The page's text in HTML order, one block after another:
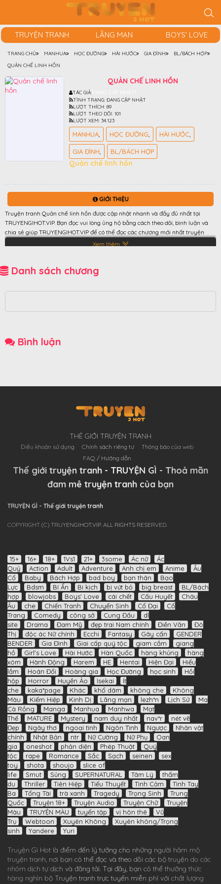
TRUYỆN TRANH LÃNG MẠN BOYS' LOVE
TRANG CHỦ MANHUA HỌC ĐƯỜNG HÀI HƯỚC GIA ĐÌNH
BL/BÁCH HỢP
QUẢN CHẾ LINH HỒN
QUẢN CHẾ LINH HỒN
TÁC GIẢ:
TÌNH TRẠNG: ĐANG CẬP NHẬT
LƯỢT THÍCH: 89
LƯỢT THEO DÕI: 101
LƯỢT XEM: 34.123
MANHUA HỌC ĐƯỜNG HÀI HƯỚC
GIA ĐÌNH BL/BÁCH HỢP
Quản chế linh hồn
GIỚI THIỆU
Truyện tranh Quản chế linh hồn được cập nhật nhanh và đầy đủ nhất tại
TRUYENGIHOT.VIP. Bạn đọc vui lòng ủng hộ bằng cách theo dõi, bình luận và
chia sẻ giúp TRUYENGIHOT.VIP để có thể đọc các chương mới nhất truyện
Quản chế linh hồn Đang cập nhật!Xem thêm
Danh sách chương
Bình luận
THÊ GIỚI TRUYỆN TRANH
Điều khoản sử dụng Chính sách riêng tư
Thông báo của web
FAQ / Hướng dẫn
Thế giới truyện tranh - TRUYỆN GÌ - Thoả mãn
đam mê truyện tranh của bạn
TRUYỆN GÌ - Thế giới truyện tranh
COPYRIGHT (C) TRUYENGIHOT.VIP. ALL RIGHTS RESERVED.
15+ 16+ 18+ 1Vs1 21+ 3some Ác nữ
Ác
Quỷ
Action Adult Adventure Anh chị em Anime
Âu
Cổ
Baby Bách Hợp bad boy bạn thân
Bạo
Lực
Bdsm Bí Ẩn Bi kịch bị vứt bỏ big breast
BL/Bách
hợp
blowjobs Boys' Love cái chết Cấu Huyết
Châu
Âu
che Chiến Tranh Chuyển Sinh Cổ Đại
Cổ
Trang
Comedy công sở Cung Đấu
dl
site
Drama Đam Mỹ đẹp trai Nam chính Điền Văn
Đô
Thị
độc ác Nữ chính Ecchi Fantasy Gây cấn
GENDER
BENDER
Gia Đình Giai cấp quý tộc giam cầm
giang
hồ
Girl's Love Hài Hước Hàn Quốc hàng khủng
hàng
xóm
Hành Động Harem HE Hentai Hiện Đại
Hiểu
lầm
Hoán Đổi Hoàng gia Học Đường học sinh
Hồi
hộp
Horror Huyền Ảo Isekai
Ít
che
kaka*page Khác khổ dâm không che
Không
Màu
Kiếm Hiệp Kinh Dị Lãng mạn lezh*n Lịch Sử
Ma
Cà Rồng
Manga Manhua Manhwa
Mạt
Thế
MATURE Mystery nam duy nhất nav*r
nét vẽ
Đẹp
Ngây thơ ngoại tình Ngôn Tình Ngược
Nhân vật
chính
Nhật Bản ntr Nữ Cường Nữ Phụ
Oan
gia
oneshot phản diện Phép Thuật
Quý
tộc
rape Romance Sắc Sạch seinen
sex
toy
shota shoujo
slice of
life
Smut Sủng SUPERNATURAL Tâm Lý
thẩm
du
Thriller Tiên Hiệp Tiểu Thuyết Tình Cảm
Tình Tay
Ba
Tổng Tài trà xanh Tragedy Trọng Sinh
Trung
Quốc
Truyện 18+ Truyện Audio Truyện Chữ
Truyện
Màu
TRUYỆN MÀU tuyển tập vị hôn thê
Vũ
Trụ
Webtoon Xuyên Không
Xuyên không/Trọng
sinh
Yandere Yuri
Truyện Gì Hot là điểm đến lý tưởng cho những người hâm mộ
truyện tranh, nơi bạn có thể đọc và theo dõi các bộ truyện do các
nhóm dịch tự dịch và đăng tải. Tại đây, bạn có thể thưởng thức
hàng nghìn bộ Truyện tranh trực tuyến miễn phí với chất lượng